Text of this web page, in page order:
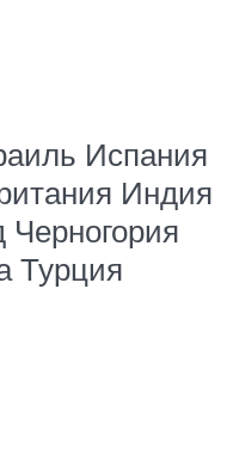
Испания
Индия
Турция